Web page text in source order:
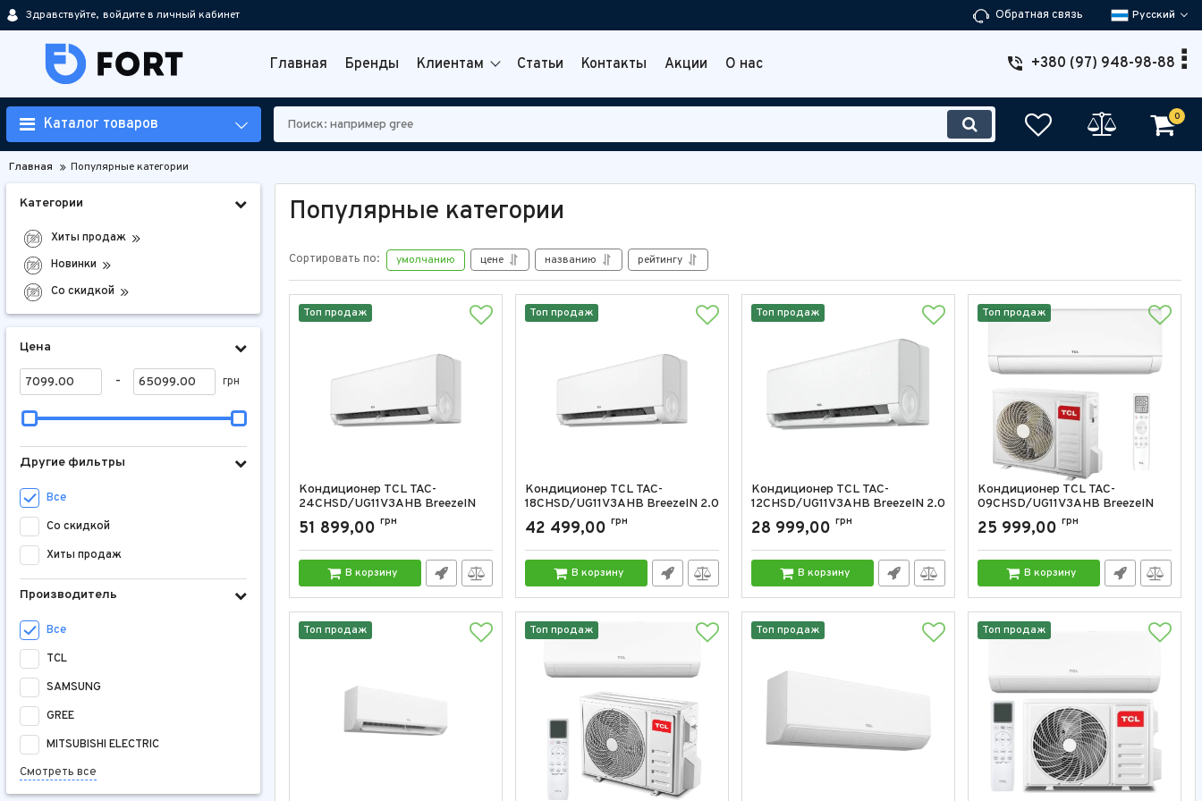
Здравствуйте, войдите в личный кабинет Обратная связь Русский
Главная Бренды Клиентам Статьи Контакты Акции О нас +380 (97) 948-98-88
Каталог товаров 0
Главная Популярные категории
Категории
Хиты продаж
Новинки
Со скидкой
Цена
- грн
Другие фильтры
Все
Со скидкой
Хиты продаж
Производитель
Все
TCL
SAMSUNG
GREE
MITSUBISHI ELECTRIC
Смотреть все
Популярные категории
Сортировать по: умолчанию цене названию рейтингу
Топ продаж
Кондиционер TCL TAC-
24CHSD/UG11V3AHB BreezeIN
2.0 24000 BTU
Артикул: TAC-24CHSD/UG11V3AHB
51 899,00 грн
В корзину
Топ продаж
Кондиционер TCL TAC-
18CHSD/UG11V3AHB BreezeIN 2.0
18000 BTU
Артикул: TAC-18CHSD/UG11V3AHB
42 499,00 грн
В корзину
Топ продаж
Кондиционер TCL TAC-
12CHSD/UG11V3AHB BreezeIN 2.0
12000 BTU
Артикул: TAC-12CHSD/UG11V3AHB
28 999,00 грн
В корзину
Топ продаж
Кондиционер TCL TAC-
09CHSD/UG11V3AHB BreezeIN
2.0 9000 BTU
Артикул: TAC-09CHSD/UG11V3AHB
25 999,00 грн
В корзину
Топ продаж Топ продаж Топ продаж Топ продаж